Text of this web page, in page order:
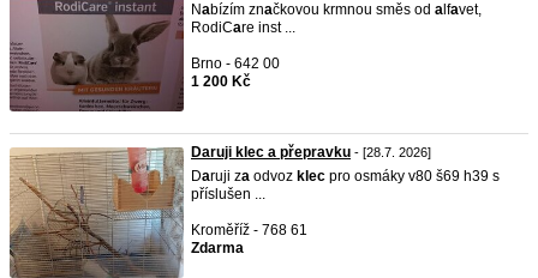
Nabízím značkovou krmnou směs od a lfavet,
RodiCare inst ...
Brno - 642 00
1 200 Kč
Daruji klec a přepravku - [28.7. 2026]
Daruji za odvoz klec pro osmáky v80 š69 h39 s
příslušen ...
Kroměříž - 768 61
Zdarma